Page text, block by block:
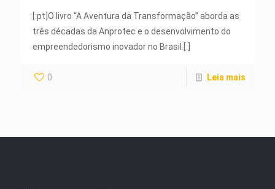
[:pt]O livro “A Aventura da Transformação” aborda as
três décadas da Anprotec e o desenvolvimento do
empreendedorismo inovador no Brasil.[:]
0 Leia mais